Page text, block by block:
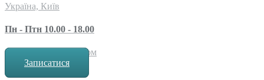
Україна, Київ
Пн - Птн 10.00 - 18.00
за попереднім записом
Записатися